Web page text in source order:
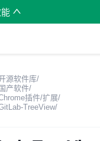
源软件库/
国产软件/
插件/扩展/
TreeView/